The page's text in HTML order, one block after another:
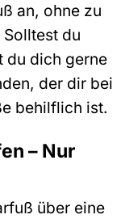
an, ohne zu
du
du dich gerne
der dir bei
behilflich ist.
– Nur
über eine